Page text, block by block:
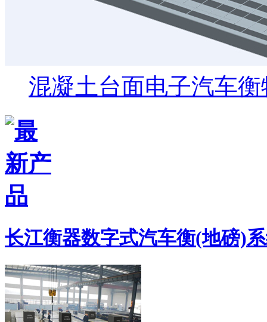
混凝土台面电子汽车
长江衡器数字式汽车衡(地磅)